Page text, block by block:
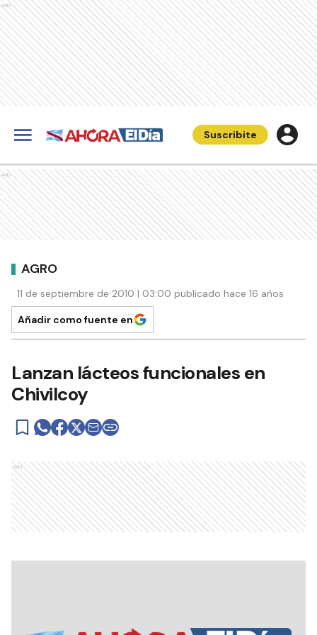
Ads
Suscribite
Ads
AGRO
11 de septiembre de 2010 | 03:00 publicado hace 16 años
Añadir como fuente en
Lanzan lácteos funcionales en
Chivilcoy
Ads